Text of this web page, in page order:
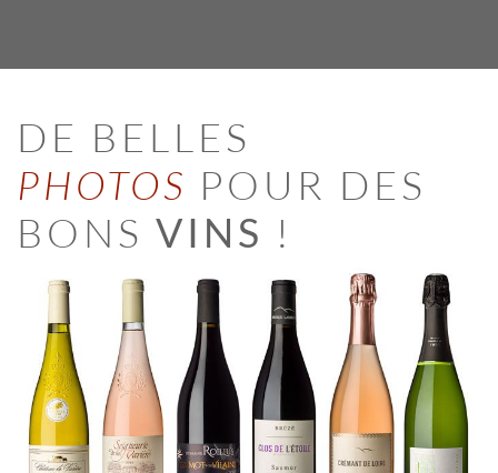
DE BELLES
PHOTOS POUR DES
BONS VINS !